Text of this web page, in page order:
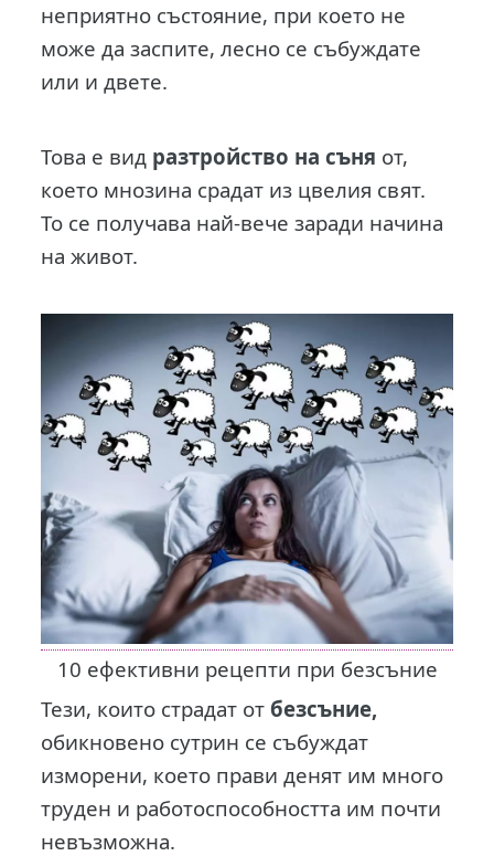
неприятно състояние, при което не
може да заспите, лесно се събуждате
или и двете.
Това е вид разтройство на съня от,
което мнозина срадат из цвелия свят.
То се получава най-вече заради начина
на живот.
10 ефективни рецепти при безсъние
Тези, които страдат отбезсъние,
обикновено сутрин се събуждат
изморени, което прави денят им много
труден и работоспособността им почти
невъзможна.